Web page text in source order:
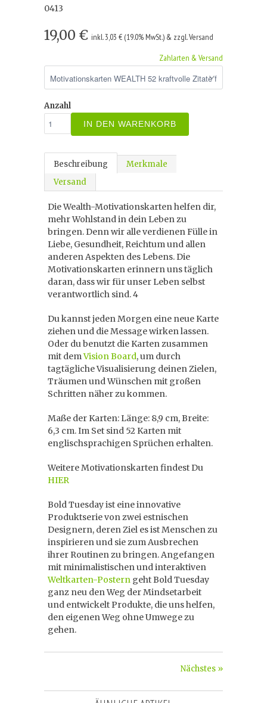
0413
19,00 € inkl. 3,03 € (19.0% MwSt.) & zzgl. Versand
Zahlarten & Versand
Anzahl
IN DEN WARENKORB
Beschreibung
Merkmale
Versand
Die Wealth-Motivationskarten helfen dir,
mehr Wohlstand in dein Leben zu
bringen. Denn wir alle verdienen Fülle in
Liebe, Gesundheit, Reichtum und allen
anderen Aspekten des Lebens. Die
Motivationskarten erinnern uns täglich
daran, dass wir für unser Leben selbst
verantwortlich sind. 4
Du kannst jeden Morgen eine neue Karte
ziehen und die Message wirken lassen.
Oder du benutzt die Karten zusammen
mit demVision Board, um durch
tagtägliche Visualisierung deinen Zielen,
Träumen und Wünschen mit großen
Schritten näher zu kommen.
Maße der Karten: Länge: 8,9 cm, Breite:
6,3 cm. Im Set sind 52 Karten mit
englischsprachigen Sprüchen erhalten.
Weitere Motivationskarten findest Du
HIER
Bold Tuesday ist eine innovative
Produktserie von zwei estnischen
Designern, deren Ziel es ist Menschen zu
inspirieren und sie zum Ausbrechen
ihrer Routinen zu bringen. Angefangen
mit minimalistischen und interaktiven
Weltkarten-Postern geht Bold Tuesday
ganz neu den Weg der Mindsetarbeit
und entwickelt Produkte, die uns helfen,
den eigenen Weg ohne Umwege zu
gehen.
Nächstes »